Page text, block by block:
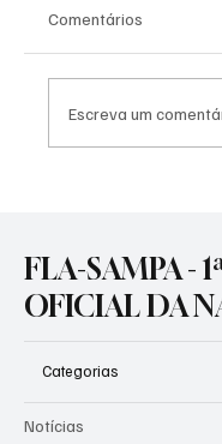
ajustes no
Comentários
Escreva um
FLA-SAMPA -
OFICIAL DA
Categorias
Notícias